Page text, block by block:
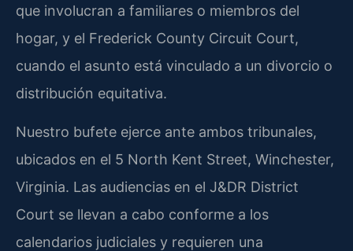
que involucran a familiares o miembros del
hogar, y el Frederick County Circuit Court,
cuando el asunto está vinculado a un divorcio o
distribución equitativa.
Nuestro bufete ejerce ante ambos tribunales,
ubicados en el 5 North Kent Street, Winchester,
Virginia. Las audiencias en el J&DR District
Court se llevan a cabo conforme a los
calendarios judiciales y requieren una